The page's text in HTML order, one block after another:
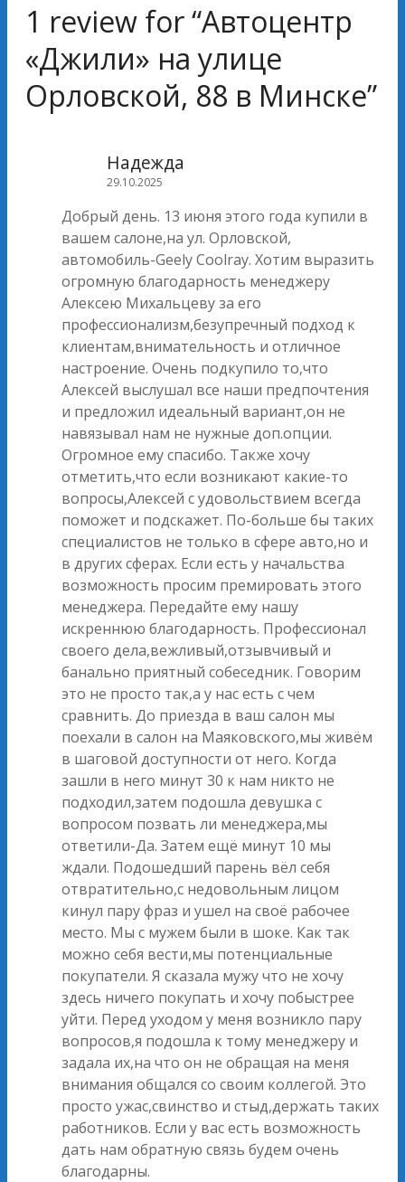
1 review for “Автоцентр
«Джили» на улице
Орловской, 88 в Минске”
Надежда
29.10.2025
Добрый день. 13 июня этого года купили в
вашем салоне,на ул. Орловской,
автомобиль-Geely Coolray. Хотим выразить
огромную благодарность менеджеру
Алексею Михальцеву за его
профессионализм,безупречный подход к
клиентам,внимательность и отличное
настроение. Очень подкупило то,что
Алексей выслушал все наши предпочтения
и предложил идеальный вариант,он не
навязывал нам не нужные доп.опции.
Огромное ему спасибо. Также хочу
отметить,что если возникают какие-то
вопросы,Алексей с удовольствием всегда
поможет и подскажет. По-больше бы таких
специалистов не только в сфере авто,но и
в других сферах. Если есть у начальства
возможность просим премировать этого
менеджера. Передайте ему нашу
искреннюю благодарность. Профессионал
своего дела,вежливый,отзывчивый и
банально приятный собеседник. Говорим
это не просто так,а у нас есть с чем
сравнить. До приезда в ваш салон мы
поехали в салон на Маяковского,мы живём
в шаговой доступности от него. Когда
зашли в него минут 30 к нам никто не
подходил,затем подошла девушка с
вопросом позвать ли менеджера,мы
ответили-Да. Затем ещё минут 10 мы
ждали. Подошедший парень вёл себя
отвратительно,с недовольным лицом
кинул пару фраз и ушел на своё рабочее
место. Мы с мужем были в шоке. Как так
можно себя вести,мы потенциальные
покупатели. Я сказала мужу что не хочу
здесь ничего покупать и хочу побыстрее
уйти. Перед уходом у меня возникло пару
вопросов,я подошла к тому менеджеру и
задала их,на что он не обращая на меня
внимания общался со своим коллегой. Это
просто ужас,свинство и стыд,держать таких
работников. Если у вас есть возможность
дать нам обратную связь будем очень
благодарны.